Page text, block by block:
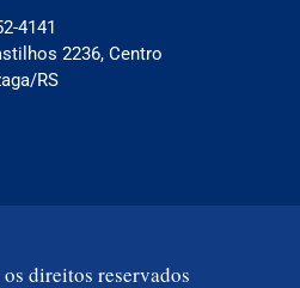
4141
2236, Centro
RS
direitos reservados